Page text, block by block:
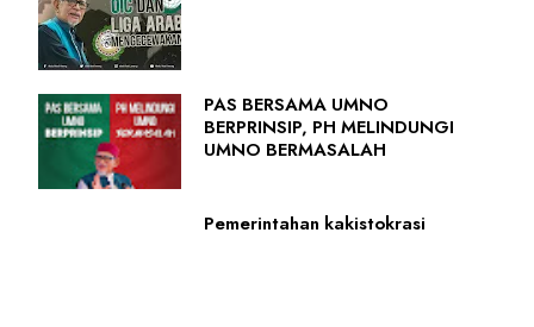
PAS BERSAMA UMNO
BERPRINSIP, PH MELINDUNGI
UMNO BERMASALAH
Pemerintahan kakistokrasi